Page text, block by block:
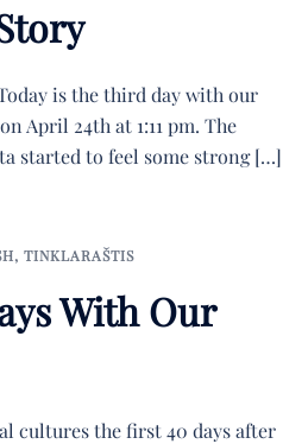
is the third day with our
April 24th at 1:11 pm. The
started to feel some strong […]
, TINKLARAŠTIS
With Our
cultures the first 40 days after